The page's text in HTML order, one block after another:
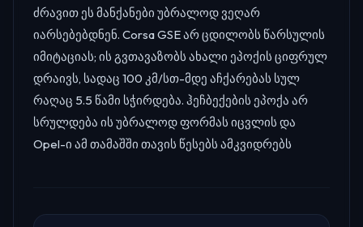
ძრავით ეს მანქანები უბრალოდ ვეღარ
იარსებებდნენ. Corsa GSE არ ცდილობს წარსულის
იმიტაციას; ის გვთავაზობს ახალი ეპოქის ციფრულ
დრაივს, სადაც 100 კმ/სთ-მდე აჩქარებას სულ
რაღაც 5.5 წამი სჭირდება. ჰეჩბექების ეპოქა არ
სრულდება ის უბრალოდ ფორმას იცვლის და
Opel-ი ამ თამაშში თავის წესებს ამკვიდრებს